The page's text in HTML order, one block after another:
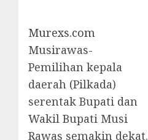
Murexs.com
Musirawas-
Pemilihan kepala
daerah (Pilkada)
serentak Bupati dan
Wakil Bupati Musi
Rawas semakin dekat.